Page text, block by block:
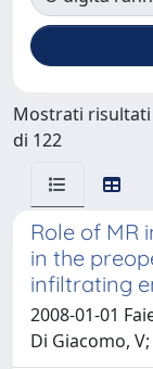
Mostrati risultati
di 122
Role of MR
in the
infiltrating
2008-01-01
Di Giacomo,